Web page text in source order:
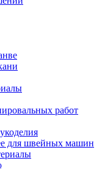
работ
для швейных машин